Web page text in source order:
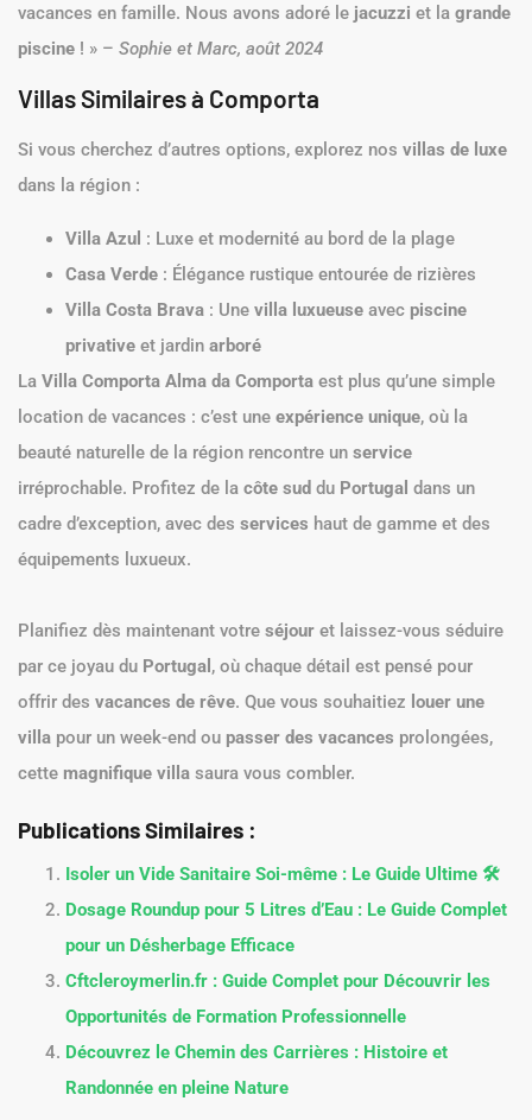
vacances en famille. Nous avons adoré le jacuzzi et la grande
piscine ! » – Sophie et Marc, août 2024
Villas Similaires à Comporta
Si vous cherchez d’autres options, explorez nos villas de luxe
dans la région :
Villa Azul : Luxe et modernité au bord de la plage
Casa Verde : Élégance rustique entourée de rizières
Villa Costa Brava : Une villa luxueuse avec piscine
privative et jardin arboré
La Villa Comporta Alma da Comporta est plus qu’une simple
location de vacances : c’est une expérience unique, où la
beauté naturelle de la région rencontre un service
irréprochable. Profitez de la côte sud du Portugal dans un
cadre d’exception, avec des services haut de gamme et des
équipements luxueux.
Planifiez dès maintenant votre séjour et laissez-vous séduire
par ce joyau du Portugal , où chaque détail est pensé pour
offrir des vacances de rêve. Que vous souhaitiez louer une
villa pour un week-end ou passer des vacances prolongées,
cette magnifique villa saura vous combler.
Publications Similaires :
Isoler un Vide Sanitaire Soi-même : Le Guide Ultime 🛠️
Dosage Roundup pour 5 Litres d’Eau : Le Guide Complet
pour un Désherbage Efficace
Cftcleroymerlin.fr : Guide Complet pour Découvrir les
Opportunités de Formation Professionnelle
Découvrez le Chemin des Carrières : Histoire et
Randonnée en pleine Nature